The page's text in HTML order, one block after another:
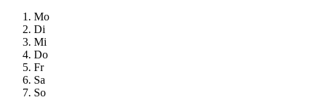
Mo
Di
Mi
Do
Fr
Sa
So